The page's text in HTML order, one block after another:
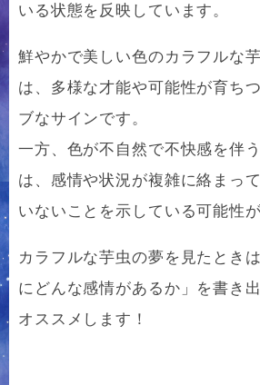
いる状態を反映しています。
鮮やかで美しい色のカラフルな
は、多様な才能や可能性が育ち
ブなサインです。
一方、色が不自然で不快感を伴
は、感情や状況が複雑に絡まっ
いないことを示している可能性が
カラフルな芋虫の夢を見たとき
にどんな感情があるか」を書き
オススメします！